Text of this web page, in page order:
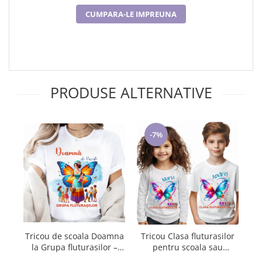
CUMPARA-LE IMPREUNA
PRODUSE ALTERNATIVE
Tricou de scoala Doamna
la Grupa fluturasilor –
-7%
Tricou Clasa fluturasilor
pentru scoala sau